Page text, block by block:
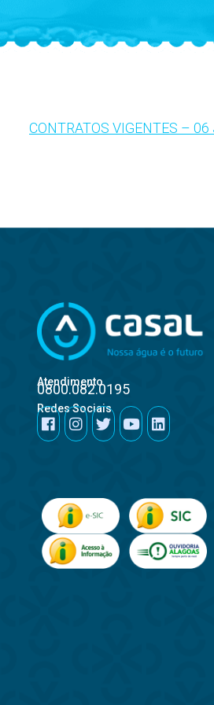
CONTRATOS VIGENTES –
Atendimento
0800.082.0195
Redes Sociais